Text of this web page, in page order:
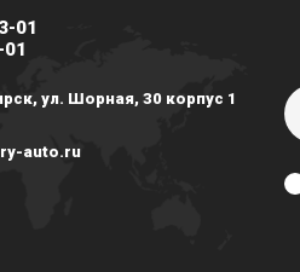
01
ул. Шорная, 30 корпус 1
auto.ru